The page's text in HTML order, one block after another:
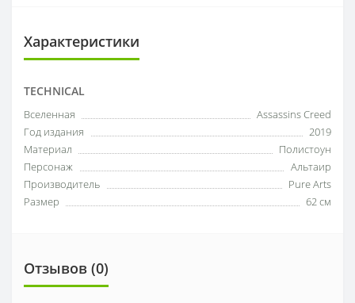
Характеристики
TECHNICAL
Вселенная
Assassins Creed
Год издания
2019
Материал
Полистоун
Персонаж
Альтаир
Производитель
Pure Arts
Размер
62 см
Отзывов (0)